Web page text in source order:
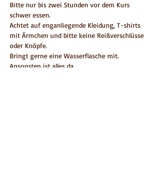
Bitte nur bis zwei Stunden vor dem Kurs
schwer essen.
Achtet auf enganliegende Kleidung, T-shirts
mit Ärmchen und bitte keine Reißverschlüsse
oder Knöpfe.
Bringt gerne eine Wasserflasche mit.
Ansonsten ist alles da.